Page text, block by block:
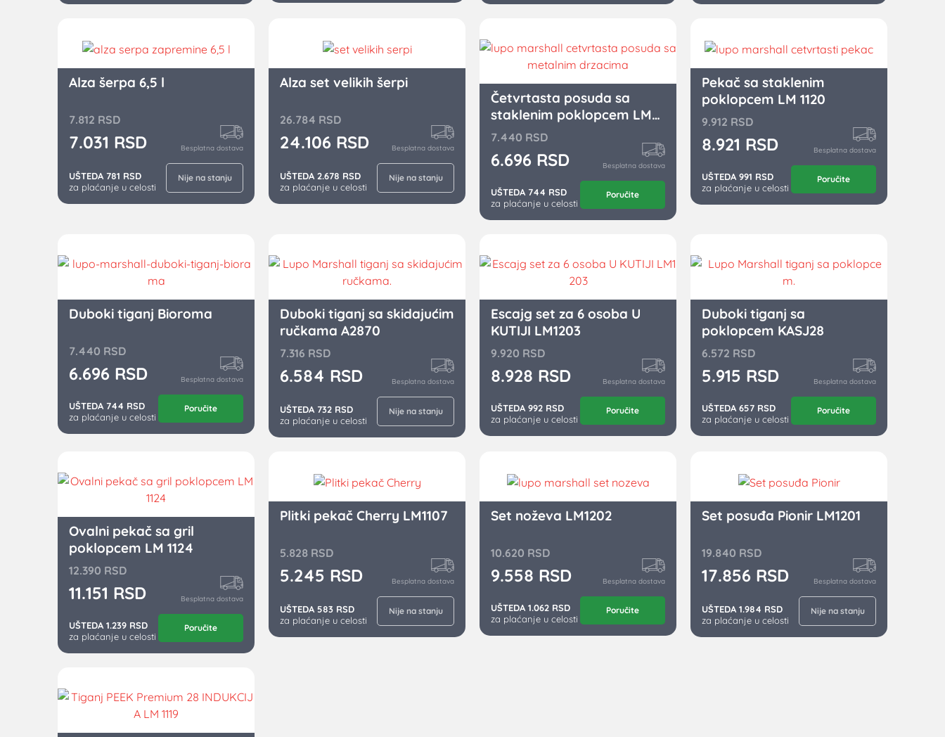
Alza šerpa 6,5 l
7.812 RSD
7.031 RSD Besplatna dostava
UŠTEDA 781 RSD
za plaćanje u celosti
Nije na stanju
Alza set velikih šerpi
26.784 RSD
24.106 RSD Besplatna dostava
UŠTEDA 2.678 RSD
za plaćanje u celosti
Nije na stanju
Četvrtasta posuda sa
staklenim poklopcem LM
1117
7.440 RSD
6.696 RSD Besplatna dostava
UŠTEDA 744 RSD
za plaćanje u celosti
Poručite
Pekač sa staklenim
poklopcem LM 1120
9.912 RSD
8.921 RSD Besplatna dostava
UŠTEDA 991 RSD
za plaćanje u celosti
Poručite
Duboki tiganj Bioroma
7.440 RSD
6.696 RSD Besplatna dostava
UŠTEDA 744 RSD
za plaćanje u celosti
Poručite
Duboki tiganj sa skidajućim
ručkama A2870
7.316 RSD
6.584 RSD Besplatna dostava
UŠTEDA 732 RSD
za plaćanje u celosti
Nije na stanju
Escajg set za 6 osoba U
KUTIJI LM1203
9.920 RSD
8.928 RSD Besplatna dostava
UŠTEDA 992 RSD
za plaćanje u celosti
Poručite
Duboki tiganj sa
poklopcem KASJ28
6.572 RSD
5.915 RSD Besplatna dostava
UŠTEDA 657 RSD
za plaćanje u celosti
Poručite
Ovalni pekač sa gril
poklopcem LM 1124
12.390 RSD
11.151 RSD Besplatna dostava
UŠTEDA 1.239 RSD
za plaćanje u celosti
Poručite
Plitki pekač Cherry LM1107
5.828 RSD
5.245 RSD Besplatna dostava
UŠTEDA 583 RSD
za plaćanje u celosti
Nije na stanju
Set noževa LM1202
10.620 RSD
9.558 RSD Besplatna dostava
UŠTEDA 1.062 RSD
za plaćanje u celosti
Poručite
Set posuđa Pionir LM1201
19.840 RSD
17.856 RSD Besplatna dostava
UŠTEDA 1.984 RSD
za plaćanje u celosti
Nije na stanju